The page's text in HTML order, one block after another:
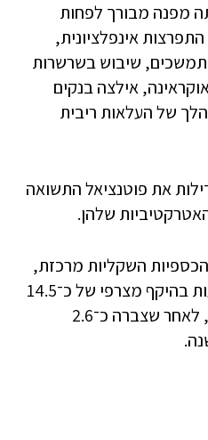
איתה מפנה מבורך לפחות
אינפלציונית,
שיבוש בשרשרות
אילצה בנקים
של העלאות ריבית
את פוטנציאל התשואה
שלהן.
הכספיות השקליות מרכזת,
נכון לסוף יוני 2022, השקעות בהיקף מצרפי של כ־14.5
מיליארד שקל ב־16 קרנות, לאחר שצברה כ־2.6